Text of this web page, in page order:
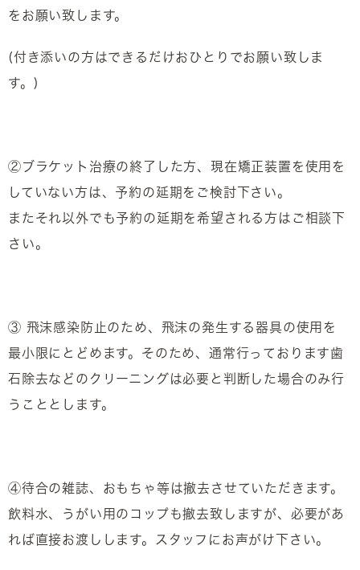
をお願い致します。
(付き添いの方はできるだけおひとりでお願い致しま
す。)
②ブラケット治療の終了した方、現在矯正装置を使用を
していない方は、予約の延期をご検討下さい。
またそれ以外でも予約の延期を希望される方はご相談下
さい。
③ 飛沫感染防止のため、飛沫の発生する器具の使用を
最小限にとどめます。そのため、通常行っております歯
石除去などのクリーニングは必要と判断した場合のみ行
うこととします。
④待合の雑誌、おもちゃ等は撤去させていただきます。
飲料水、うがい用のコップも撤去致しますが、必要があ
れば直接お渡しします。スタッフにお声がけ下さい。